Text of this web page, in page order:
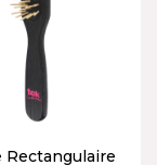
Rectangulaire